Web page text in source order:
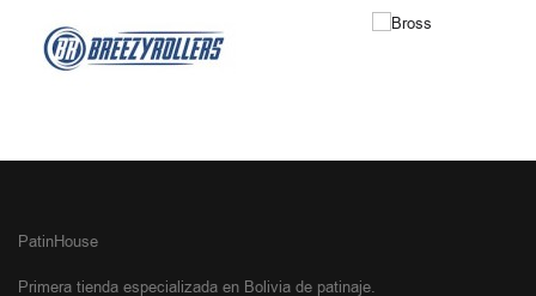
PatinHouse
Primera tienda especializada en Bolivia de patinaje.